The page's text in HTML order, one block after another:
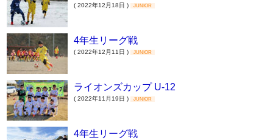
( 2022年12月18日 ) JUNIOR
4年生リーグ戦
( 2022年12月11日 ) JUNIOR
ライオンズカップ U-12
( 2022年11月19日 ) JUNIOR
4年生リーグ戦